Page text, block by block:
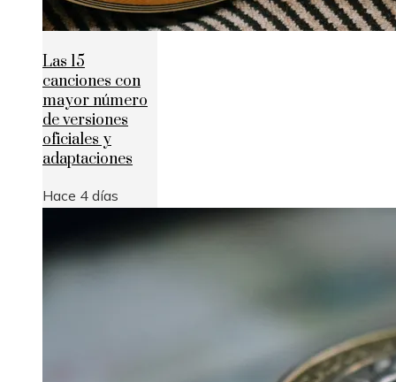
Las 15
canciones con
mayor número
de versiones
oficiales y
adaptaciones
Hace 4 días